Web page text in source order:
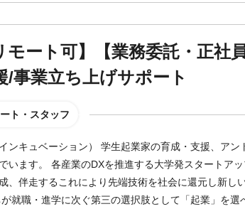
モート可】【業務委託・正社
/事業立ち上げサポート
ト・スタッフ
ンキュベーション） 学生起業家の育成・支援、ア
います。 各産業のDXを推進する大学発スタートア
、伴走するこれにより先端技術を社会に還元し新し
就職・進学に次ぐ第三の選択肢として「起業」を